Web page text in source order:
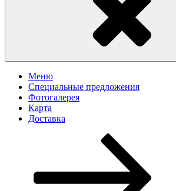
Меню
Специальные предложения
Фотогалерея
Карта
Доставка